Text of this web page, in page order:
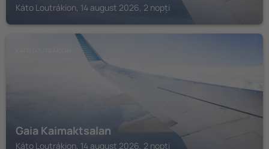
Káto Loutrákion, 14 august 2026, 2 nopți
Gaia Kaimaktsalan
Káto Loutrákion, 14 august 2026, 2 nopți